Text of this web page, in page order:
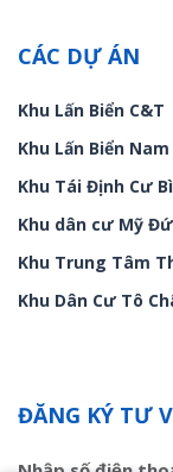
CÁC DỰ ÁN
Khu Lấn Biển C&T
Khu Lấn Biển
Khu Tái Định Cư
Khu dân cư Mỹ
Khu Trung Tâm
Khu Dân Cư Tô
ĐĂNG KÝ TƯ